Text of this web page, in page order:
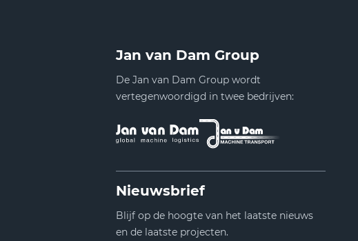
Jan van Dam Group
De Jan van Dam Group wordt
vertegenwoordigd in twee bedrijven:
Nieuwsbrief
Blijf op de hoogte van het laatste nieuws
en de laatste projecten.